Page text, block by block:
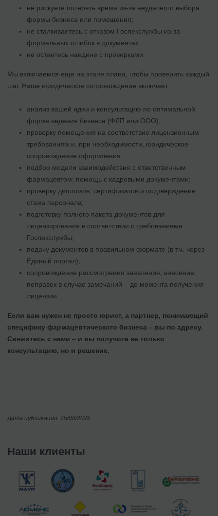
не рискуете потерять время из-за неудачного выбора
формы бизнеса или помещения;
не сталкиваетесь с отказом Гослекслужбы из-за
формальных ошибок в документах;
не остаетесь наедине с проверками.
Мы включаемся еще на этапе плана, чтобы проверить каждый
шаг. Наше юридическое сопровождение включает:
анализ вашей идеи и консультацию по оптимальной
форме ведения бизнеса (ФЛП или ООО);
проверку помещения на соответствие лицензионным
требованиям и, при необходимости, юридическое
сопровождение оформления;
подбор модели взаимодействия с ответственным
фармацевтом; помощь с кадровыми документами;
проверку дипломов, сертификатов и подтверждение
стажа персонала;
подготовку полного пакета документов для
лицензирования в соответствии с требованиями
Гослекслужбы;
подачу документов в правильном формате (в т.ч. через
Единый портал);
сопровождение рассмотрения заявления, внесение
поправок в случае замечаний – до момента получения
лицензии.
Если вам нужен не просто юрист, а партнер, понимающий
специфику фармацевтического бизнеса – вы по адресу.
Свяжитесь с нами – и вы получите не только
консультацию, но и решение.
Дата публикации: 25/08/2025
Наши клиенты